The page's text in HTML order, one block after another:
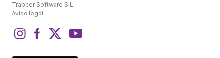
Trabber Software S.L.
Aviso legal